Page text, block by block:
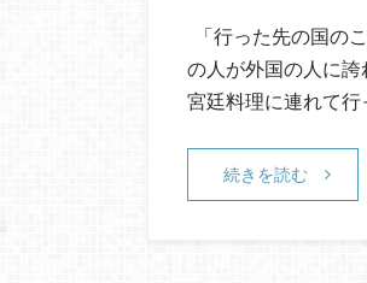
「行った先の国の
の人が外国の人に
宮廷料理に連れて
続きを読む